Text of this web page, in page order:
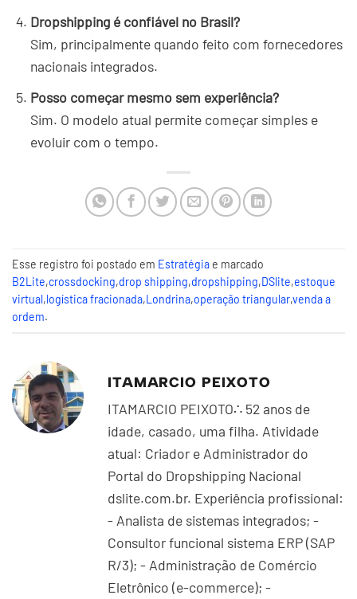
Dropshipping é confiável no Brasil?
Sim, principalmente quando feito com fornecedores
nacionais integrados.
Posso começar mesmo sem experiência?
Sim. O modelo atual permite começar simples e
evoluir com o tempo.
Esse registro foi postado em Estratégia e marcado
B2Lite,crossdocking,drop shipping,dropshipping,DSlite,estoque
virtual,logística fracionada,Londrina,operação triangular,venda a
ordem.
ITAMARCIO PEIXOTO
ITAMARCIO PEIXOTO∴ 52 anos de
idade, casado, uma filha. Atividade
atual: Criador e Administrador do
Portal do Dropshipping Nacional
dslite.com.br. Experiência profissional:
- Analista de sistemas integrados; -
Consultor funcional sistema ERP (SAP
R/3); - Administração de Comércio
Eletrônico (e-commerce); -